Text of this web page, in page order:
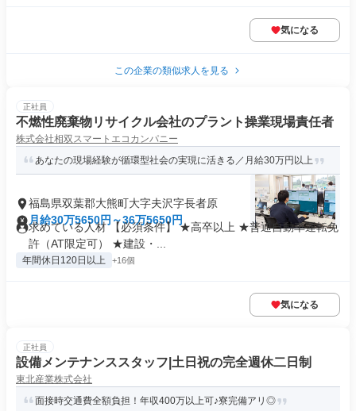
気になる
この企業の類似求人を見る
正社員
不燃性廃棄物リサイクル会社のプラント操業現場責任者
株式会社相双スマートエコカンパニー
あなたの現場経験が循環型社会の実現に活きる／月給30万円以上
福島県双葉郡大熊町大字夫沢字長者原
月給30万5650円～36万5650円
求めている人材 【必須条件】 ★高卒以上 ★普通自動車運転免
許（AT限定可） ★建設・...
年間休日120日以上 +16個
気になる
正社員
設備メンテナンススタッフ|土日祝の完全週休二日制
東北産業株式会社
面接時交通費全額負担！年収400万以上可♪寮完備アリ◎